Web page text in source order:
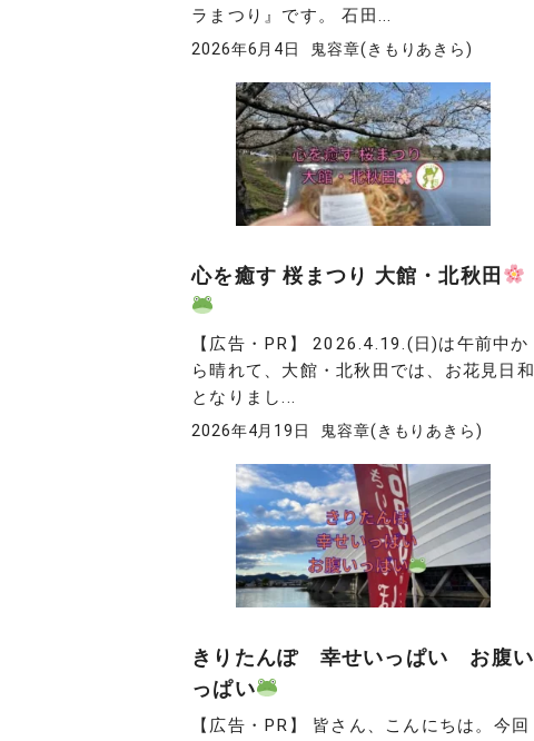
ラまつり』です。 石田...
2026年6月4日 鬼容章(きもりあきら)
心を癒す 桜まつり 大館・北秋田
【広告・PR】 2026.4.19.(日)は午前中か
ら晴れて、大館・北秋田では、お花見日和
となりまし...
2026年4月19日 鬼容章(きもりあきら)
きりたんぽ 幸せいっぱい お腹い
っぱい
【広告・PR】 皆さん、こんにちは。今回